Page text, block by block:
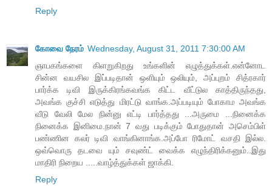
Reply
கோவை நேரம் Wednesday, August 31, 2011 7:30:00 AM
ஞாபகங்களை கிளறுகிறது உங்களின் எழுத்துக்கள்.என்னோட
சின்ன வயசில இப்படிதான் ஒளியும் ஒலியும், அப்புறம் சித்ரகார்
பார்க்க டிவி இருக்கிரங்கவங்க கிட்ட வீட்டுல காத்திருந்தது,
அவங்க குச்சி எடுத்து மிரட்டு வாங்க.அப்படியும் போகாம அவங்க
வீடு வேலி மேல நின்னு எட்டி பார்த்தது ...அருமை ...நினைக்க
நினைக்க இனிமை.நான் 7 வது படிக்கும் போதுதான் அசெம்பிள்
பண்ணின கலர் டிவி வாங்கினாங்க.அப்போ ரிமோட் வசதி இல்ல.
ஒவ்வொரு தடவை யும் சவுண்ட் வைக்க எழுந்திரிக்கனும்..இது
மாதிரி நிறைய .....வாழ்த்துக்கள் ஜாக்கி.
Reply